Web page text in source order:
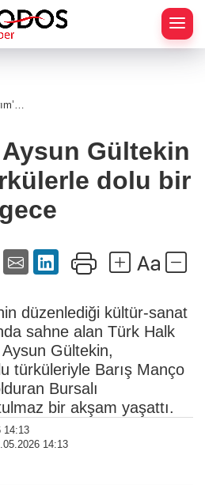
Aysun Gültekin
dolu bir
gece
düzenlediği kültür-sanat
sahne alan Türk Halk
Gültekin,
türküleriyle Barış Manço
Bursalı
bir akşam yaşattı.
14:13
14:13